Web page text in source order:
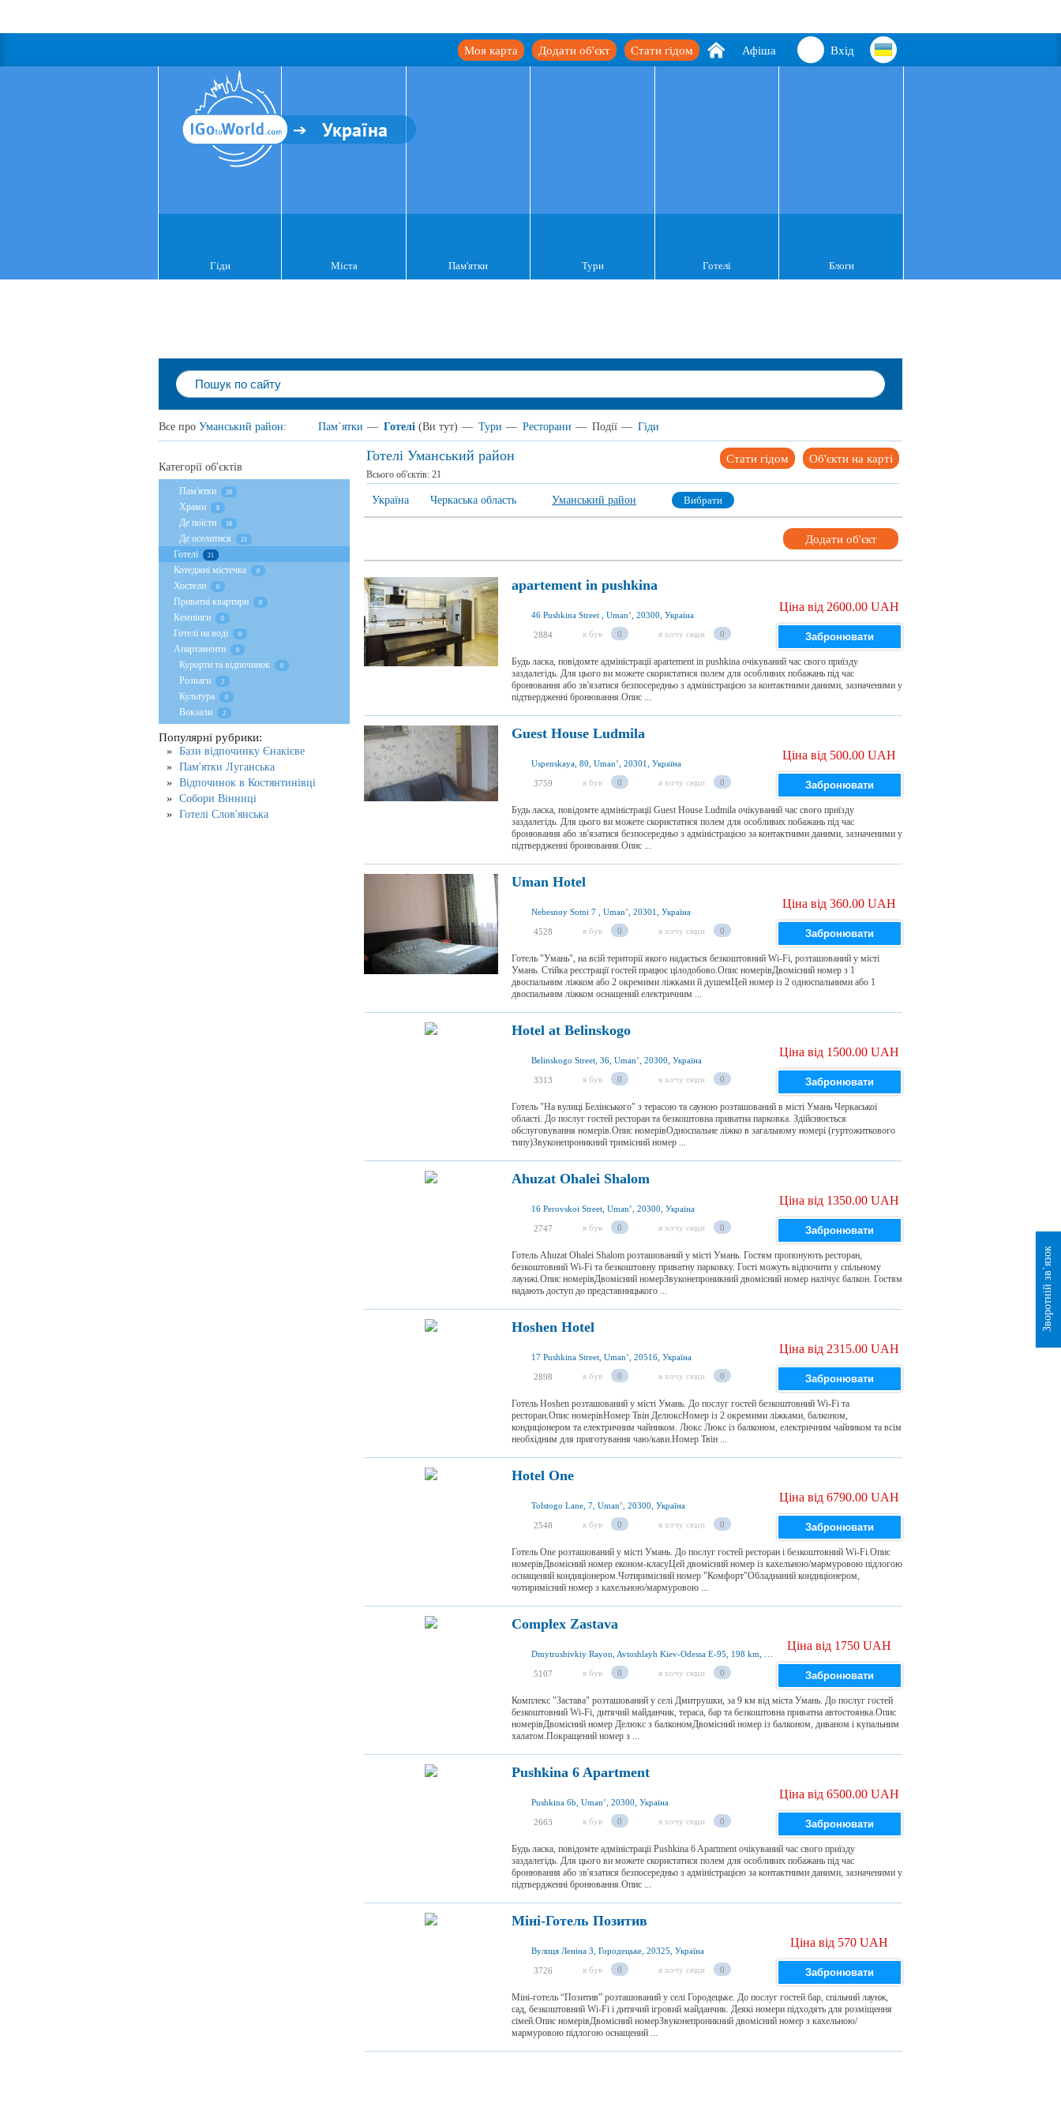
Вхід
Афіша
Стати гідом
Додати об'єкт
Моя карта
Україна
Гіди Міста Пам'ятки Тури Готелі Блоги
Все про Уманський район: Пам`ятки — Готелі (Ви тут) — Тури — Ресторани — Події — Гіди
Готелі Уманський район Об'єкти на карті
Стати гідом
Всього об'єктів: 21
Україна Черкаська область Уманський район Вибрати
Додати об'єкт
apartement in pushkina
46 Pushkina Street , Umanʼ, 20300, Україна
2884 я був 0 я хочу сюди 0
Ціна від 2600.00 UAH
Забронювати
Будь ласка, повідомте адміністрації apartement in pushkina очікуваний час свого приїзду
заздалегідь. Для цього ви можете скористатися полем для особливих побажань під час
бронювання або зв'язатися безпосередньо з адміністрацією за контактними даними, зазначеними у
підтвердженні бронювання.Опис ...
Guest House Ludmila
Uspenskaya, 80, Umanʼ, 20301, Україна
3759 я був 0 я хочу сюди 0
Ціна від 500.00 UAH
Забронювати
Будь ласка, повідомте адміністрації Guest House Ludmila очікуваний час свого приїзду
заздалегідь. Для цього ви можете скористатися полем для особливих побажань під час
бронювання або зв'язатися безпосередньо з адміністрацією за контактними даними, зазначеними у
підтвердженні бронювання.Опис ...
Uman Hotel
Nebesnoy Sotni 7 , Umanʼ, 20301, Україна
4528 я був 0 я хочу сюди 0
Ціна від 360.00 UAH
Забронювати
Готель "Умань", на всій території якого надається безкоштовний Wi-Fi, розташований у місті
Умань. Стійка реєстрації гостей працює цілодобово.Опис номерівДвомісний номер з 1
двоспальним ліжком або 2 окремими ліжками й душемЦей номер із 2 односпальними або 1
двоспальним ліжком оснащений електричним ...
Hotel at Belinskogo
Belinskogo Street, 36, Umanʼ, 20300, Україна
3313 я був 0 я хочу сюди 0
Ціна від 1500.00 UAH
Забронювати
Готель "На вулиці Белінського" з терасою та сауною розташований в місті Умань Черкаської
області. До послуг гостей ресторан та безкоштовна приватна парковка. Здійснюється
обслуговування номерів.Опис номерівОдноспальне ліжко в загальному номері (гуртожиткового
типу)Звуконепроникний тримісний номер ...
Ahuzat Ohalei Shalom
16 Perovskoi Street, Umanʼ, 20300, Україна
2747 я був 0 я хочу сюди 0
Ціна від 1350.00 UAH
Забронювати
Готель Ahuzat Ohalei Shalom розташований у місті Умань. Гостям пропонують ресторан,
безкоштовний Wi-Fi та безкоштовну приватну парковку. Гості можуть відпочити у спільному
лаунжі.Опис номерівДвомісний номерЗвуконепроникний двомісний номер налічує балкон. Гостям
надають доступ до представницького ...
Hoshen Hotel
17 Pushkina Street, Umanʼ, 20516, Україна
2898 я був 0 я хочу сюди 0
Ціна від 2315.00 UAH
Забронювати
Готель Hoshen розташований у місті Умань. До послуг гостей безкоштовний Wi-Fi та
ресторан.Опис номерівНомер Твін ДелюксНомер із 2 окремими ліжками, балконом,
кондиціонером та електричним чайником. Люкс Люкс із балконом, електричним чайником та всім
необхідним для приготування чаю/кави.Номер Твін ...
Hotel One
Tolstogo Lane, 7, Umanʼ, 20300, Україна
2548 я був 0 я хочу сюди 0
Ціна від 6790.00 UAH
Забронювати
Готель One розташований у місті Умань. До послуг гостей ресторан і безкоштовний Wi-Fi.Опис
номерівДвомісний номер економ-класуЦей двомісний номер із кахельною/мармуровою підлогою
оснащений кондиціонером.Чотиримісний номер "Комфорт"Обладнаний кондиціонером,
чотиримісний номер з кахельною/мармуровою ...
Complex Zastava
5107 я був 0 я хочу сюди 0
Ціна від 1750 UAH
Забронювати
Комплекс "Застава" розташований у селі Дмитрушки, за 9 км від міста Умань. До послуг гостей
безкоштовний Wi-Fi, дитячий майданчик, тераса, бар та безкоштовна приватна автостоянка.Опис
номерівДвомісний номер Делюкс з балкономДвомісний номер із балконом, диваном і купальним
халатом.Покращений номер з ...
Pushkina 6 Apartment
Pushkina 6b, Umanʼ, 20300, Україна
2663 я був 0 я хочу сюди 0
Ціна від 6500.00 UAH
Забронювати
Будь ласка, повідомте адміністрації Pushkina 6 Apartment очікуваний час свого приїзду
заздалегідь. Для цього ви можете скористатися полем для особливих побажань під час
бронювання або зв'язатися безпосередньо з адміністрацією за контактними даними, зазначеними у
підтвердженні бронювання.Опис ...
Міні-Готель Позитив
Вулиця Леніна 3, Городецьке, 20325, Україна
3726 я був 0 я хочу сюди 0
Ціна від 570 UAH
Забронювати
Міні-готель “Позитив” розташований у селі Городецьке. До послуг гостей бар, спільний лаунж,
сад, безкоштовний Wi-Fi і дитячий ігровий майданчик. Деякі номери підходять для розміщення
сімей.Опис номерівДвомісний номерЗвуконепроникний двомісний номер з кахельною/
мармуровою підлогою оснащений ...
Категорії об'єктів
Пам'ятки 20
Храми 8
Де поїсти 18
Де оселитися 21
Готелі 21
Котеджні містечка 0
Хостели 0
Приватні квартири 0
Кемпінги 0
Готелі на воді 0
Апартаменти 0
Курорти та відпочинок 0
Розваги 2
Культура 0
Вокзали 2
Популярні рубрики:
Бази відпочинку Єнакієве
Пам'ятки Луганська
Відпочинок в Костянтинівці
Собори Вінниці
Готелі Слов'янська
Зворотній зв`язок